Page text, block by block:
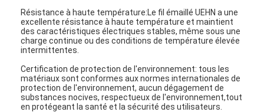
Résistance à haute température:Le fil émaillé UEHN a une
excellente résistance à haute température et maintient
des caractéristiques électriques stables, même sous une
charge continue ou des conditions de température élevée
intermittentes.
Certification de protection de l'environnement: tous les
matériaux sont conformes aux normes internationales de
protection de l'environnement, aucun dégagement de
substances nocives, respectueux de l'environnement,tout
en protégeant la santé et la sécurité des utilisateurs.